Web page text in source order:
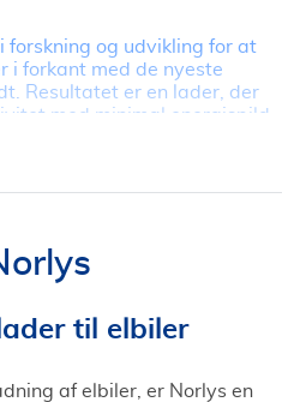
til elbiler
af elbiler, er Norlys en
forskning og udvikling for at
i forkant med de nyeste
Resultatet er en lader, der
med minimal energispild.